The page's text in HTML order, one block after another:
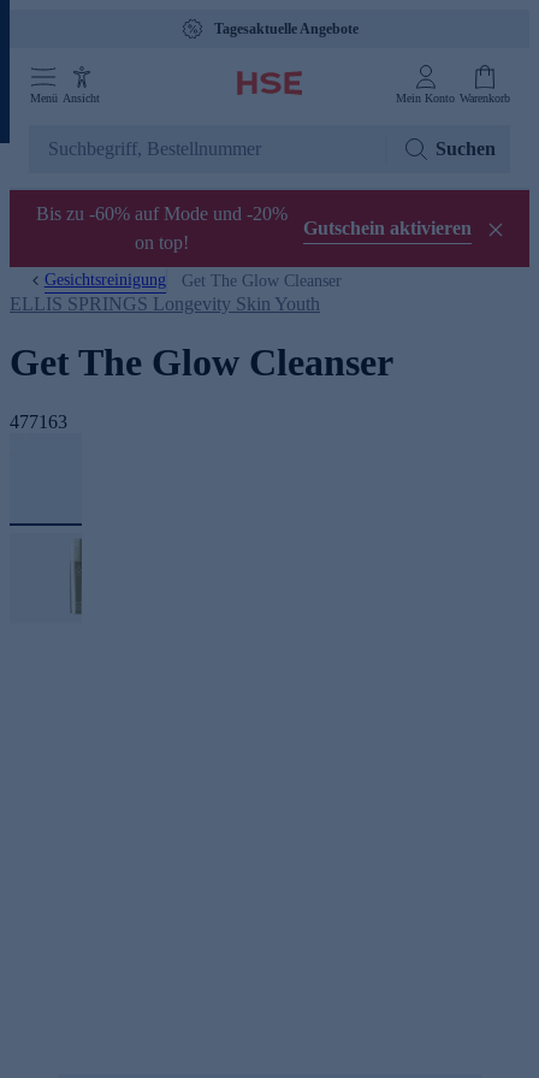
Tagesaktuelle Angebote
Menü Ansicht Mein Konto Warenkorb
Suchen
Bis zu -60% auf Mode und -20%
on top!
Gutschein aktivieren
Gesichtsreinigung Get The Glow Cleanser
ELLIS SPRINGS Longevity Skin Youth
Get The Glow Cleanser
477163